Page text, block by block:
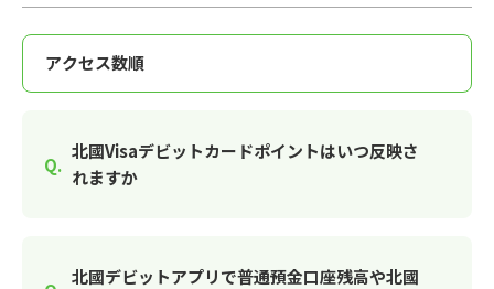
北國Visaデビットカードポイントはいつ反映さ
れますか
北國デビットアプリで普通預金口座残高や北國